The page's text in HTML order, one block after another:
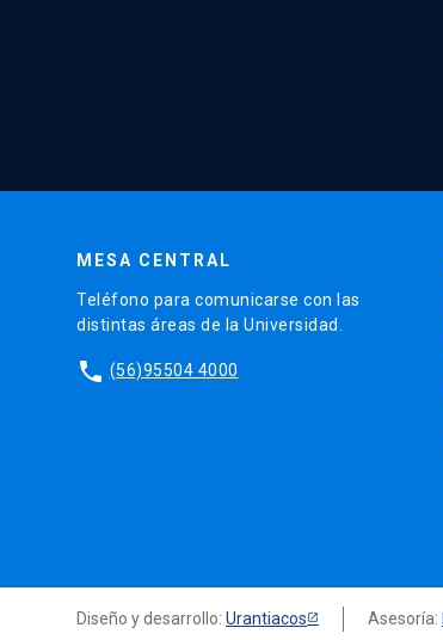
MESA CENTRAL
Teléfono para comunicarse con las
distintas áreas de la Universidad.
phone (56)95504 4000
Diseño y desarrollo: Urantiacos Asesoría: